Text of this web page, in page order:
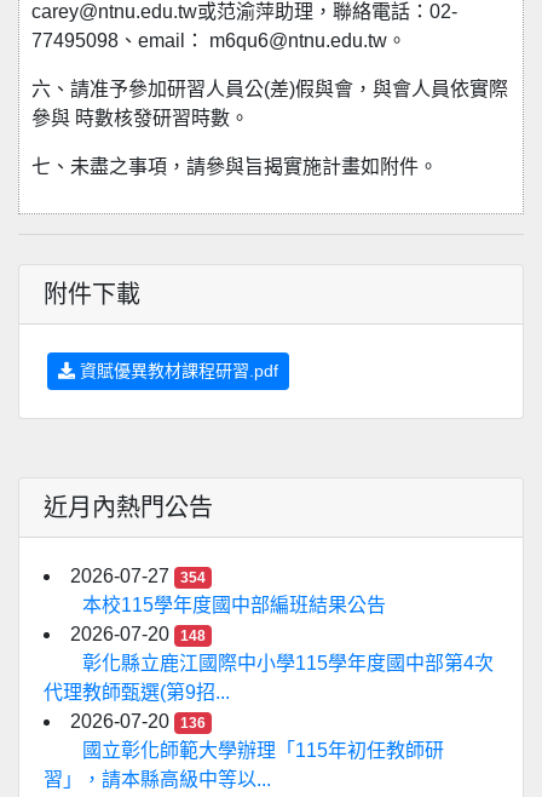
carey@ntnu.edu.tw或范渝萍助理，聯絡電話：02-
77495098、email： m6qu6@ntnu.edu.tw。
六、請准予參加研習人員公(差)假與會，與會人員依實際
參與 時數核發研習時數。
七、未盡之事項，請參與旨揭實施計畫如附件。
附件下載
資賦優異教材課程研習.pdf
近月內熱門公告
2026-07-27 354
本校115學年度國中部編班結果公告
2026-07-20
148
彰化縣立鹿江國際中小學115學年度國中部第4次
代理教師甄選(第9招...
2026-07-20
136
國立彰化師範大學辦理「115年初任教師研
習」，請本縣高級中等以...